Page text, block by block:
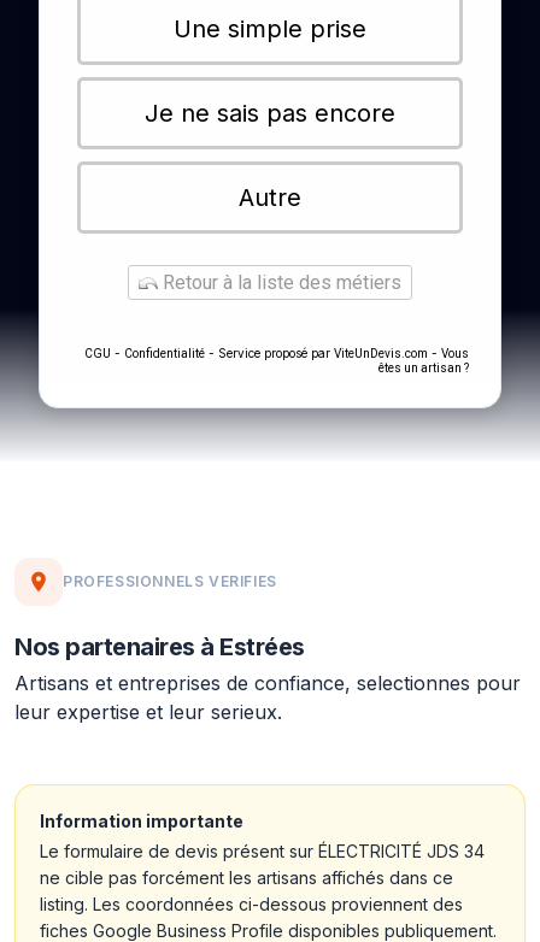
Une simple prise
Je ne sais pas encore
Autre
Retour à la liste des métiers
CGU - Confidentialité - Service proposé par ViteUnDevis.com - Vous
êtes un artisan ?
PROFESSIONNELS VERIFIES
Nos partenaires à Estrées
Artisans et entreprises de confiance, selectionnes pour
leur expertise et leur serieux.
Information importante
Le formulaire de devis présent sur ÉLECTRICITÉ JDS 34
ne cible pas forcément les artisans affichés dans ce
listing. Les coordonnées ci-dessous proviennent des
fiches Google Business Profile disponibles publiquement.